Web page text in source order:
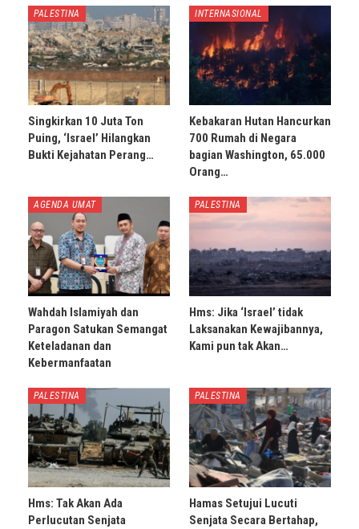
PALESTINA
Singkirkan 10 Juta Ton
Puing, ‘Israel’ Hilangkan
Bukti Kejahatan Perang…
INTERNASIONAL
Kebakaran Hutan Hancurkan
700 Rumah di Negara
bagian Washington, 65.000
Orang…
AGENDA UMAT
Wahdah Islamiyah dan
Paragon Satukan Semangat
Keteladanan dan
Kebermanfaatan
PALESTINA
Hms: Jika ‘Israel’ tidak
Laksanakan Kewajibannya,
Kami pun tak Akan…
PALESTINA
Hms: Tak Akan Ada
Perlucutan Senjata
PALESTINA
Hamas Setujui Lucuti
Senjata Secara Bertahap,